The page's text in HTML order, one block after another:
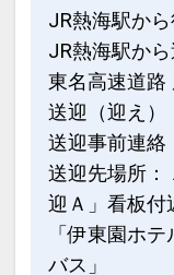
JR熱海駅か
JR熱海駅か
東名高速道路
送迎（迎え）
送迎事前連絡
送迎先場所：
迎Ａ」看板
「伊東園ホ
バス」